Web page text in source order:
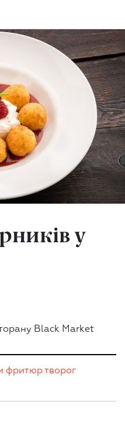
у
Black Market
фритюртворог